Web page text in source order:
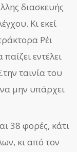
διασκευής
Κι εκεί
Ρέι
εντέλει
ταινία του
μην υπάρχει
38 φορές, κάτι
κι από τον